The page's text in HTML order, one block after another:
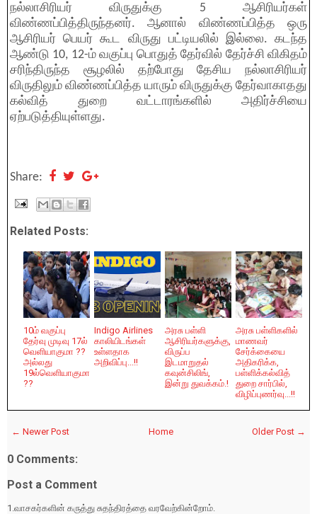
நல்லாசிரியர் விருதுக்கு 5 ஆசிரியர்கள்
விண்ணப்பித்திருந்தனர். ஆனால் விண்ணப்பித்த ஒரு
ஆசிரியர் பெயர் கூட விருது பட்டியலில் இல்லை. கடந்த
ஆண்டு 10, 12-ம் வகுப்பு பொதுத் தேர்வில் தேர்ச்சி விகிதம்
சரிந்திருந்த சூழலில் தற்போது தேசிய நல்லாசிரியர்
விருதிலும் விண்ணப்பித்த யாரும் விருதுக்கு தேர்வாகாதது
கல்வித் துறை வட்டாரங்களில் அதிர்ச்சியை
ஏற்படுத்தியுள்ளது.
Share:
Related Posts:
10ம் வகுப்பு
தேர்வு முடிவு 17ல்
வெளியாகுமா ??
அல்லது
19ல்வெளியாகுமா
??
Indigo Airlines
காலியிடங்கள்
உள்ளதாக
அறிவிப்பு...!!
அரசு பள்ளி
ஆசிரியர்களுக்கு,
விருப்ப
இடமாறுதல்
கவுன்சிலிங்,
இன்று துவக்கம்.!
அரசு பள்ளிகளில்
மாணவர்
சேர்க்கையை
அதிகரிக்க,
பள்ளிக்கல்வித்
துறை சார்பில்,
விழிப்புணர்வு...!!
← Newer Post Older Post →
Home
0 Comments:
Post a Comment
1.வாசகர்களின் கருத்து சுதந்திரத்தை வரவேற்கின்றோம்.